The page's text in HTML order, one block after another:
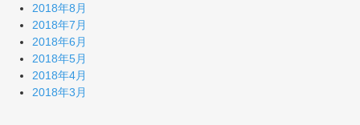
2018年8月
2018年7月
2018年6月
2018年5月
2018年4月
2018年3月